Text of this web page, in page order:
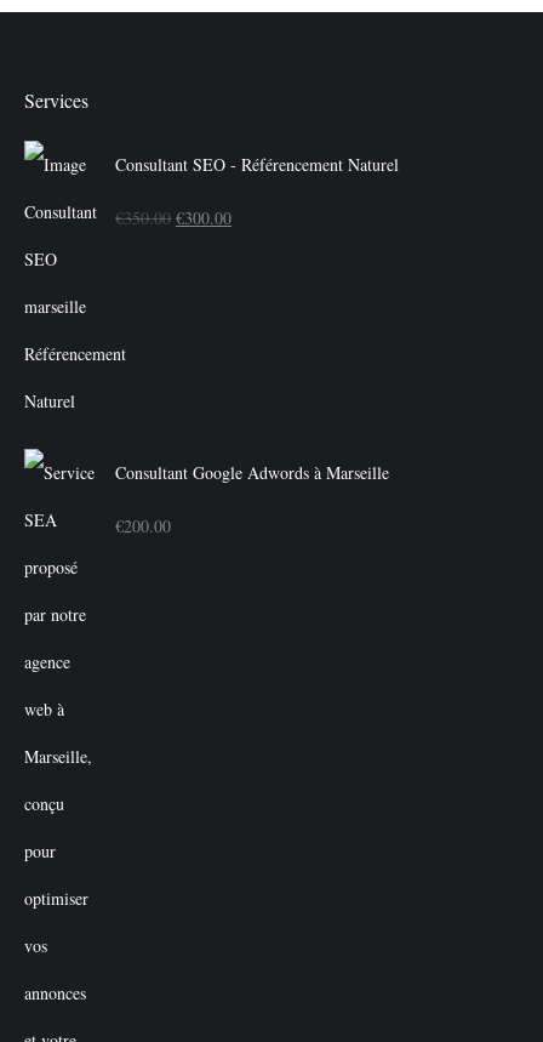
Services
Consultant SEO - Référencement Naturel
€350.00 Le
€300.00Le
Consultant Google Adwords à Marseille
€200.00